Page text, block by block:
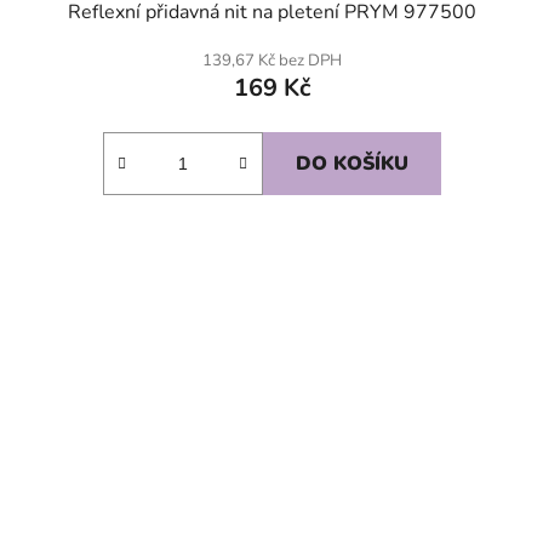
Reflexní přidavná nit na pletení PRYM 977500
139,67 Kč bez DPH
169 Kč
DO KOŠÍKU